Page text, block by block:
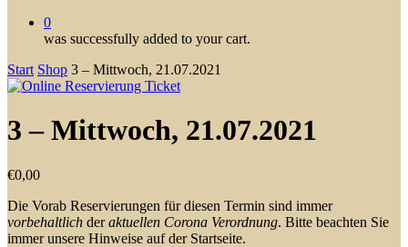
0
was successfully added to your cart.
Start Shop 3 – Mittwoch, 21.07.2021
3 – Mittwoch, 21.07.2021
€0,00
Die Vorab Reservierungen für diesen Termin sind immer
vorbehaltlich deraktuellen Corona Verordnung. Bitte beachten Sie
immer unsere Hinweise auf der Startseite.